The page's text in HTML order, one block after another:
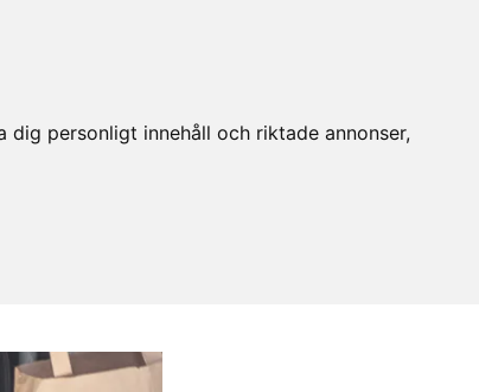
personligt innehåll och riktade annonser,